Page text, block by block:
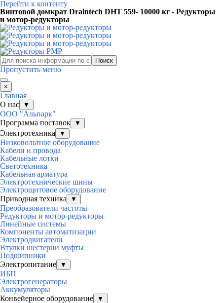
Перейти к контенту
Винтовой домкрат Draintech DHT 559- 10000 кг - Редукторы
и мотор-редукторы
Поиск
Пропустить меню
×
Главная
О нас
▼
ООО "Альпарк"
Программа поставок
▼
Электротехника ▼
Низковольтное оборудование
Кабели и провода
Кабельные лотки
Светотехника
Кабельная арматура
Электротехнические шины
Электрощитовое оборудование
Приводная техника
▼
Преобразователи частоты
Редукторы и мотор-редукторы
Линейные системы
Компоненты автоматизации
Электродвигатели
Втулки шестерни муфты
Подшипники
Электропитание
▼
ИБП
Электрогенераторы
Аккумуляторы
Конвейерное оборудование
▼